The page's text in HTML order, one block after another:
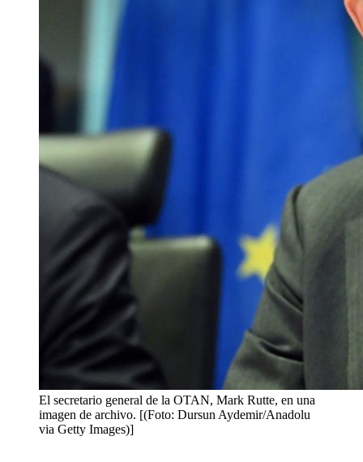
El secretario general de la OTAN, Mark Rutte, en una
imagen de archivo. [(Foto: Dursun Aydemir/Anadolu
via Getty Images)]